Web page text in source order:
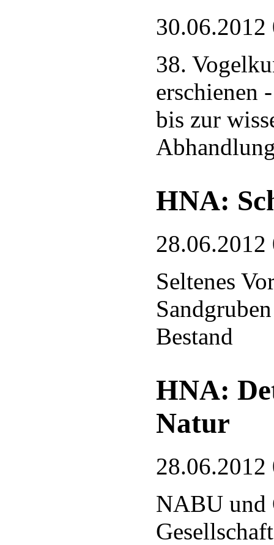
30.06.2012
38.
erschienen
bis zur
HNA:
28.06.2012
Seltenes
Bestand
HNA:
Natur
28.06.2012
NABU und